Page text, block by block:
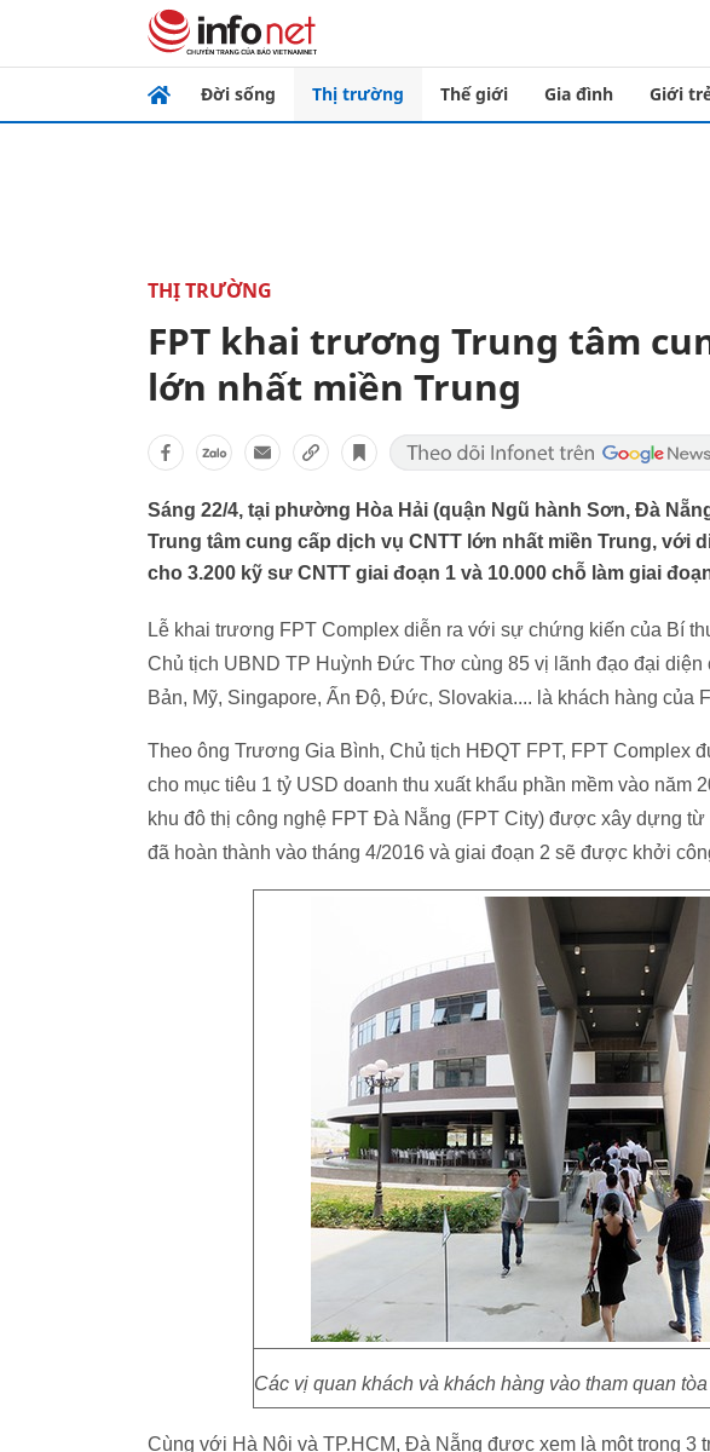
Đời sống Thị trường Thế giới Gia đình Giới
THỊ TRƯỜNG
FPT khai trương Trung tâm
lớn nhất miền Trung
Sáng 22/4, tại phường Hòa Hải (quận Ngũ hành Sơn, Đà
Trung tâm cung cấp dịch vụ CNTT lớn nhất miền Trung, với
cho 3.200 kỹ sư CNTT giai đoạn 1 và 10.000 chỗ làm giai
Lễ khai trương FPT Complex diễn ra với sự chứng kiến của Bí
Chủ tịch UBND TP Huỳnh Đức Thơ cùng 85 vị lãnh đạo đại diện
Bản, Mỹ, Singapore, Ấn Độ, Đức, Slovakia.... là khách hàng của
Theo ông Trương Gia Bình, Chủ tịch HĐQT FPT, FPT Complex
cho mục tiêu 1 tỷ USD doanh thu xuất khẩu phần mềm vào năm
khu đô thị công nghệ FPT Đà Nẵng (FPT City) được xây dựng
đã hoàn thành vào tháng 4/2016 và giai đoạn 2 sẽ được khởi
Các vị quan khách và khách hàng vào tham quan
Cùng với Hà Nội và TP.HCM, Đà Nẵng được xem là một trong 3